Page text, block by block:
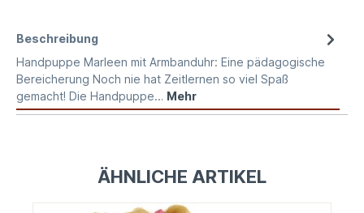
Beschreibung
Handpuppe Marleen mit Armbanduhr: Eine pädagogische
Bereicherung Noch nie hat Zeitlernen so viel Spaß
gemacht! Die Handpuppe… Mehr
ÄHNLICHE ARTIKEL